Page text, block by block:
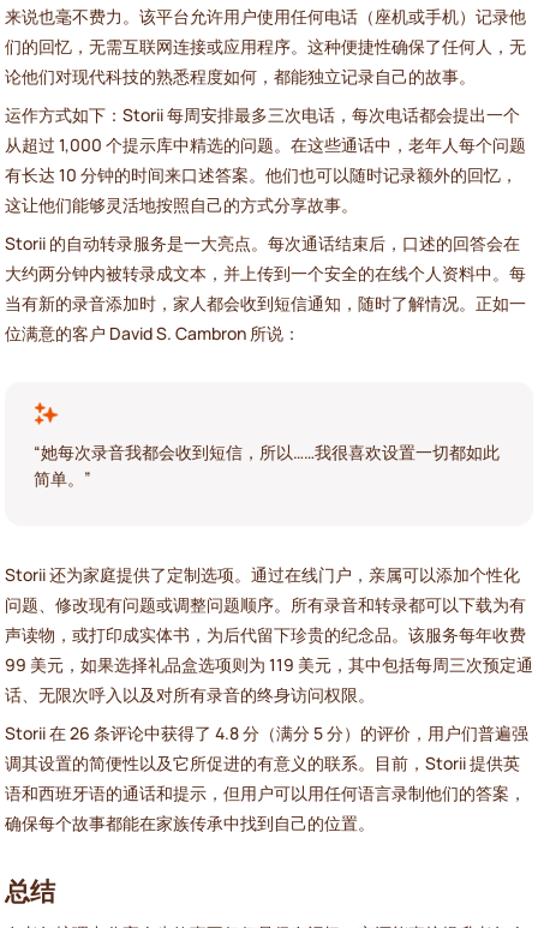
来说也毫不费力。该平台允许用户使用任何电话（座机或手机）记录他
们的回忆，无需互联网连接或应用程序。这种便捷性确保了任何人，无
论他们对现代科技的熟悉程度如何，都能独立记录自己的故事。
运作方式如下：Storii 每周安排最多三次电话，每次电话都会提出一个
从超过 1,000 个提示库中精选的问题。在这些通话中，老年人每个问题
有长达 10 分钟的时间来口述答案。他们也可以随时记录额外的回忆，
这让他们能够灵活地按照自己的方式分享故事。
Storii 的自动转录服务是一大亮点。每次通话结束后，口述的回答会在
大约两分钟内被转录成文本，并上传到一个安全的在线个人资料中。每
当有新的录音添加时，家人都会收到短信通知，随时了解情况。正如一
位满意的客户 David S. Cambron 所说：
“她每次录音我都会收到短信，所以……我很喜欢设置一切都如此
简单。”
Storii 还为家庭提供了定制选项。通过在线门户，亲属可以添加个性化
问题、修改现有问题或调整问题顺序。所有录音和转录都可以下载为有
声读物，或打印成实体书，为后代留下珍贵的纪念品。该服务每年收费
99 美元，如果选择礼品盒选项则为 119 美元，其中包括每周三次预定通
话、无限次呼入以及对所有录音的终身访问权限。
Storii 在 26 条评论中获得了 4.8 分（满分 5 分）的评价，用户们普遍强
调其设置的简便性以及它所促进的有意义的联系。目前，Storii 提供英
语和西班牙语的通话和提示，但用户可以用任何语言录制他们的答案，
确保每个故事都能在家族传承中找到自己的位置。
总结